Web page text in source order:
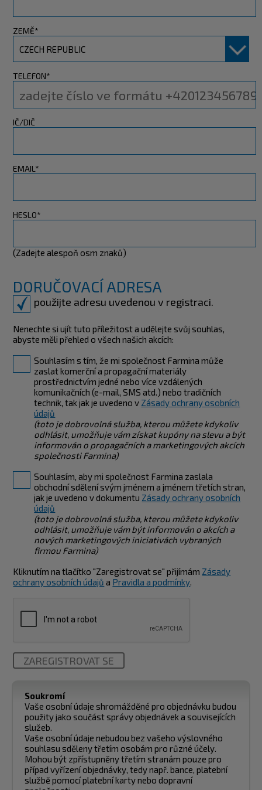
ZEMĚ*
TELEFON*
IČ/DIČ
EMAIL*
HESLO*
(Zadejte alespoň osm znaků)
DORUČOVACÍ ADRESA
použijte adresu uvedenou v registraci.
Nenechte si ujít tuto příležitost a udělejte svůj souhlas,
abyste měli přehled o všech našich akcích:
Souhlasím s tím, že mi společnost Farmina může
zaslat komerční a propagační materiály
prostřednictvím jedné nebo více vzdálených
komunikačních (e-mail, SMS atd.) nebo tradičních
technik, tak jak je uvedeno v Zásady ochrany osobních
údajů
(toto je dobrovolná služba, kterou můžete kdykoliv
odhlásit, umožňuje vám získat kupóny na slevu a být
informován o propagačních a marketingových akcích
společnosti Farmina)
Souhlasím, aby mi společnost Farmina zaslala
obchodní sdělení svým jménem a jménem třetích stran,
jak je uvedeno v dokumentu Zásady ochrany osobních
údajů
(toto je dobrovolná služba, kterou můžete kdykoliv
odhlásit, umožňuje vám být informován o akcích a
nových marketingových iniciativách vybraných
firmou Farmina)
Kliknutím na tlačítko "Zaregistrovat se" přijímám Zásady
ochrany osobních údajů a Pravidla a podmínky.
ZAREGISTROVAT SE
Soukromí
Vaše osobní údaje shromážděné pro objednávku budou
použity jako součást správy objednávek a souvisejících
služeb.
Vaše osobní údaje nebudou bez vašeho výslovného
souhlasu sděleny třetím osobám pro různé účely.
Mohou být zpřístupněny třetím stranám pouze pro
případ vyřízení objednávky, tedy např. bance, platební
službě pomocí platební karty nebo dopravní